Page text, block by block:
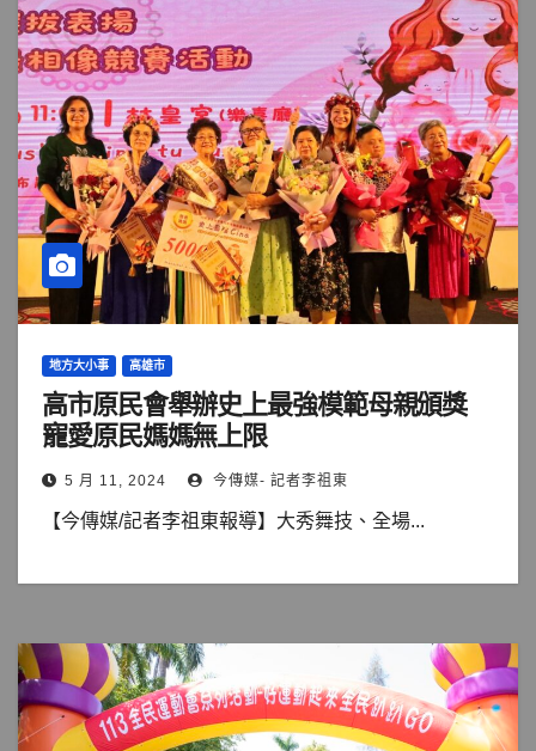
地方大小事 高雄市
高市原民會舉辦史上最強模範母親頒獎
寵愛原民媽媽無上限
5 月 11, 2024 今傳媒- 記者李祖東
【今傳媒/記者李祖東報導】大秀舞技、全場...